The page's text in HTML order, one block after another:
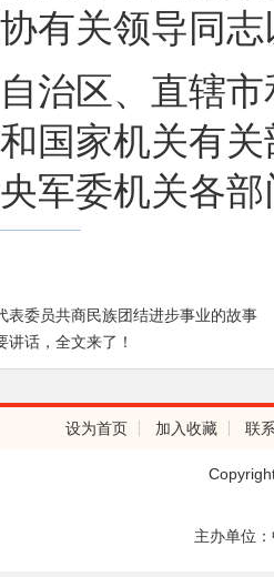
有关领导同
区、直辖市
国家机关有
军委机关各
表委员共商民族团结进步事业的故事
话，全文来了！
设为首页 加入收藏 联
主办单位